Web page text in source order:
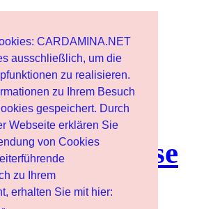
CARDAMINA.NET
ausschließlich, um die
zu realisieren.
zu Ihrem Besuch
gespeichert. Durch
Webseite erklären Sie
von Cookies
zu Ihrem
erhalten Sie mit hier: